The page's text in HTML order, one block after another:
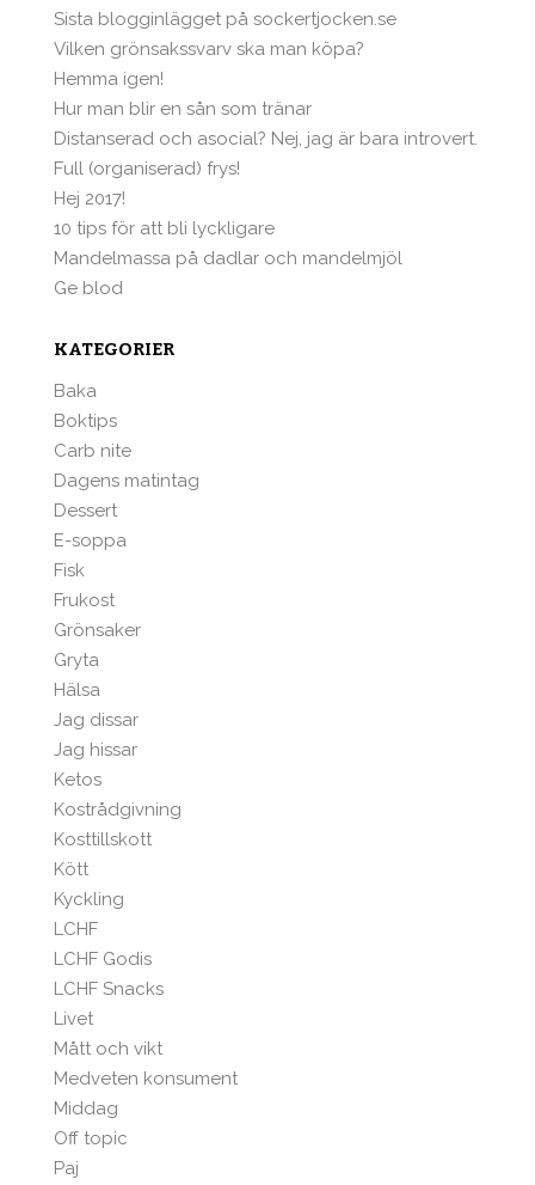
Sista blogginlägget på sockertjocken.se
Vilken grönsakssvarv ska man köpa?
Hemma igen!
Hur man blir en sån som tränar
Distanserad och asocial? Nej, jag är bara introvert.
Full (organiserad) frys!
Hej 2017!
10 tips för att bli lyckligare
Mandelmassa på dadlar och mandelmjöl
Ge blod
KATEGORIER
Baka
Boktips
Carb nite
Dagens matintag
Dessert
E-soppa
Fisk
Frukost
Grönsaker
Gryta
Hälsa
Jag dissar
Jag hissar
Ketos
Kostrådgivning
Kosttillskott
Kött
Kyckling
LCHF
LCHF Godis
LCHF Snacks
Livet
Mått och vikt
Medveten konsument
Middag
Off topic
Paj